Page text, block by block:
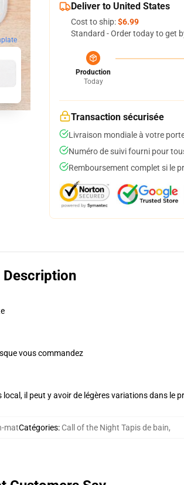
Deliver to United States
Cost to ship:$6.99
Standard - Order today to get
Production
Today
Transaction sécurisée
Livraison mondiale à votre
Numéro de suivi fourni pour
Remboursement complet si le
Description
vous commandez
il peut y avoir de légères variations dans le
matCatégories: Call of the Night Tapis de bain,